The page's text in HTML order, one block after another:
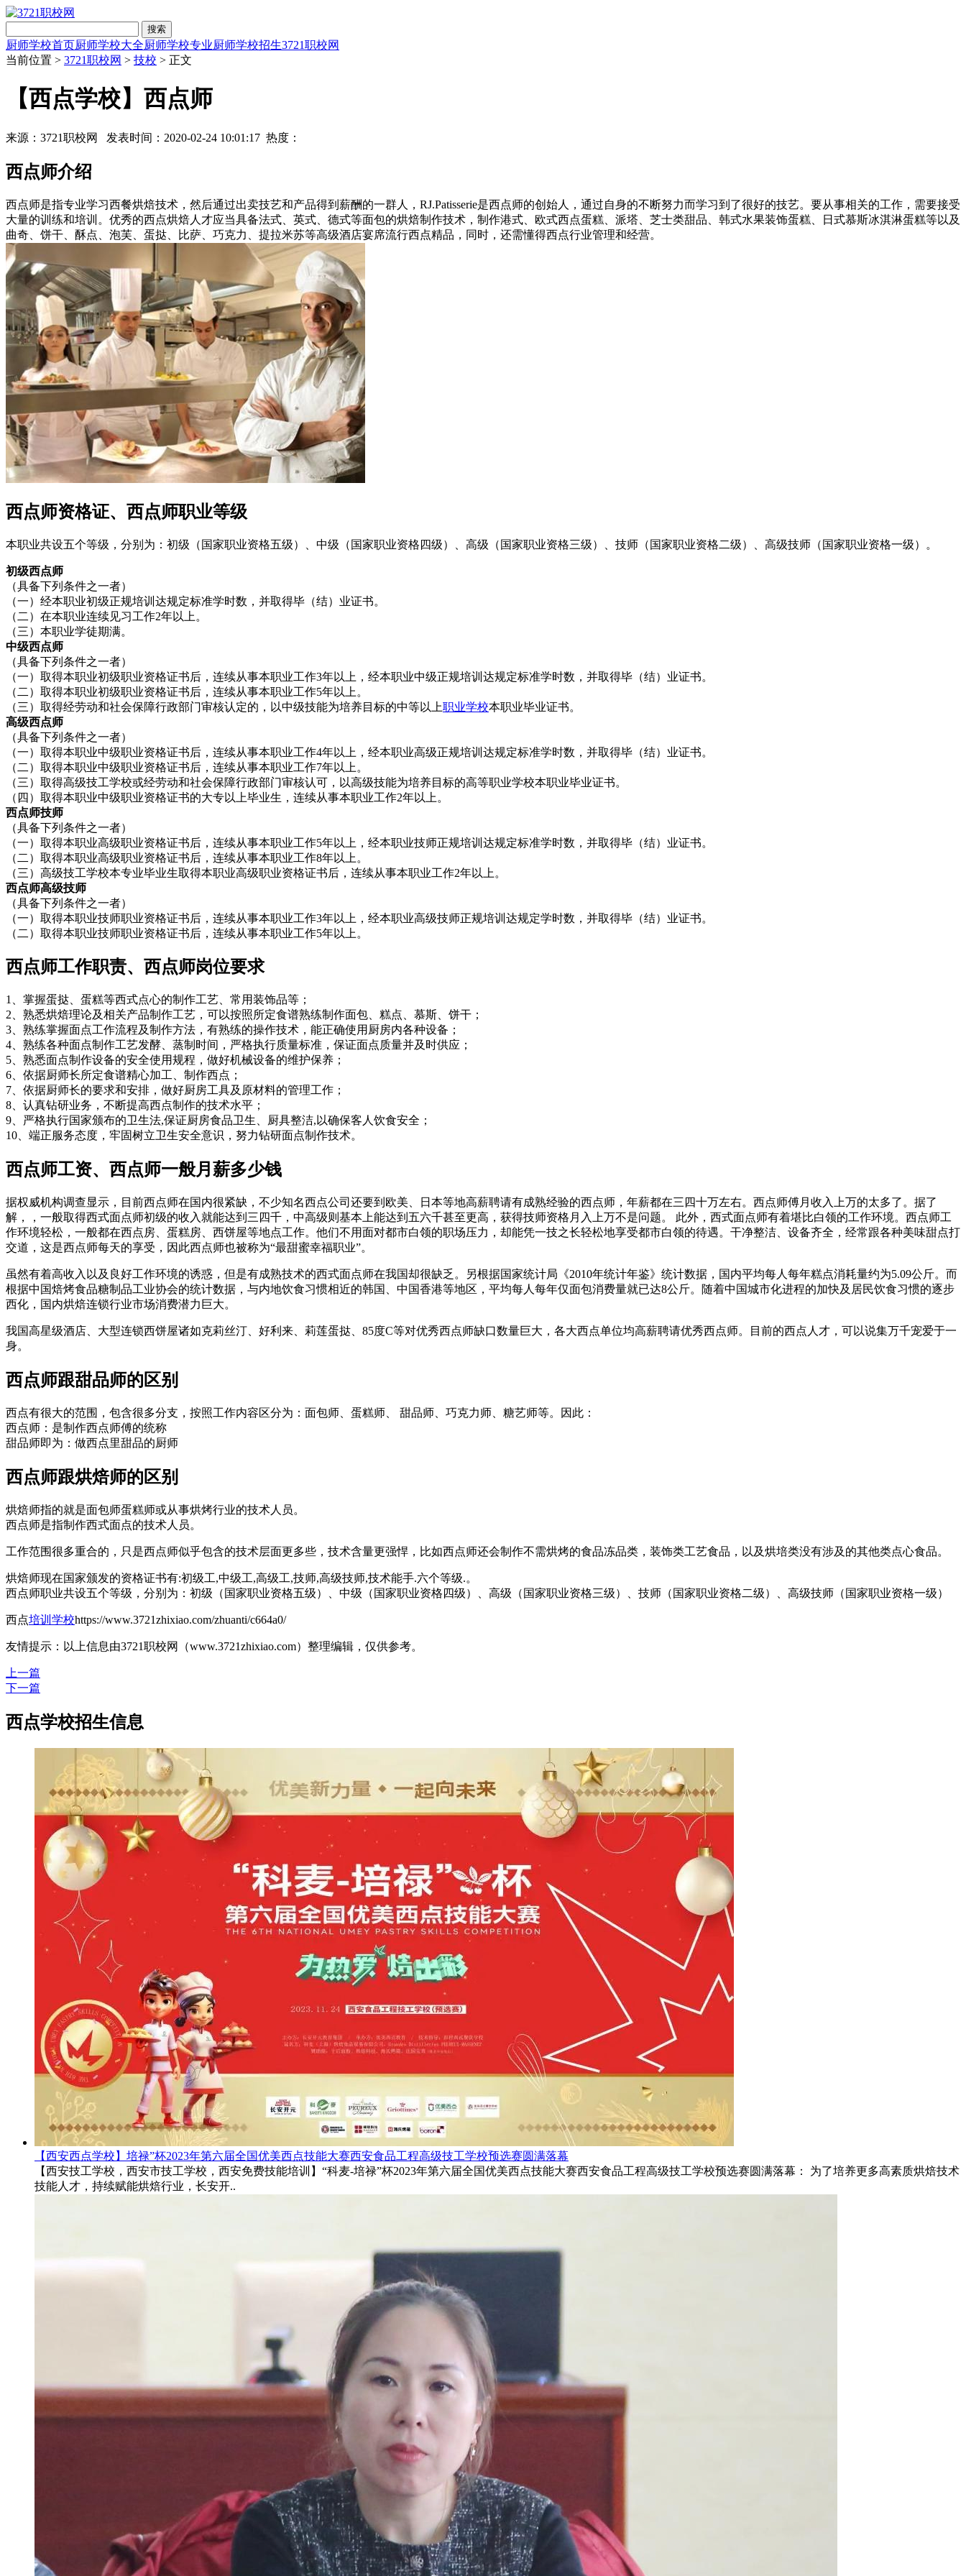
搜索
厨师学校首页厨师学校大全厨师学校专业厨师学校招生3721职校网
当前位置 > 3721职校网 > 技校 > 正文
【西点学校】西点师
来源：3721职校网 发表时间：2020-02-24 10:01:17 热度：
西点师介绍
西点师是指专业学习西餐烘焙技术，然后通过出卖技艺和产品得到薪酬的一群人，RJ.Patisserie是西点师的创始人，通过自身的不断努力而学习到了很好的技艺。要从事相关的工作，需要接受
大量的训练和培训。优秀的西点烘焙人才应当具备法式、英式、德式等面包的烘焙制作技术，制作港式、欧式西点蛋糕、派塔、芝士类甜品、韩式水果装饰蛋糕、日式慕斯冰淇淋蛋糕等以及
曲奇、饼干、酥点、泡芙、蛋挞、比萨、巧克力、提拉米苏等高级酒店宴席流行西点精品，同时，还需懂得西点行业管理和经营。
西点师资格证、西点师职业等级
本职业共设五个等级，分别为：初级（国家职业资格五级）、中级（国家职业资格四级）、高级（国家职业资格三级）、技师（国家职业资格二级）、高级技师（国家职业资格一级）。
初级西点师
（具备下列条件之一者）
（一）经本职业初级正规培训达规定标准学时数，并取得毕（结）业证书。
（二）在本职业连续见习工作2年以上。
（三）本职业学徒期满。
中级西点师
（具备下列条件之一者）
（一）取得本职业初级职业资格证书后，连续从事本职业工作3年以上，经本职业中级正规培训达规定标准学时数，并取得毕（结）业证书。
（二）取得本职业初级职业资格证书后，连续从事本职业工作5年以上。
（三）取得经劳动和社会保障行政部门审核认定的，以中级技能为培养目标的中等以上职业学校本职业毕业证书。
高级西点师
（具备下列条件之一者）
（一）取得本职业中级职业资格证书后，连续从事本职业工作4年以上，经本职业高级正规培训达规定标准学时数，并取得毕（结）业证书。
（二）取得本职业中级职业资格证书后，连续从事本职业工作7年以上。
（三）取得高级技工学校或经劳动和社会保障行政部门审核认可，以高级技能为培养目标的高等职业学校本职业毕业证书。
（四）取得本职业中级职业资格证书的大专以上毕业生，连续从事本职业工作2年以上。
西点师技师
（具备下列条件之一者）
（一）取得本职业高级职业资格证书后，连续从事本职业工作5年以上，经本职业技师正规培训达规定标准学时数，并取得毕（结）业证书。
（二）取得本职业高级职业资格证书后，连续从事本职业工作8年以上。
（三）高级技工学校本专业毕业生取得本职业高级职业资格证书后，连续从事本职业工作2年以上。
西点师高级技师
（具备下列条件之一者）
（一）取得本职业技师职业资格证书后，连续从事本职业工作3年以上，经本职业高级技师正规培训达规定学时数，并取得毕（结）业证书。
（二）取得本职业技师职业资格证书后，连续从事本职业工作5年以上。
西点师工作职责、西点师岗位要求
1、掌握蛋挞、蛋糕等西式点心的制作工艺、常用装饰品等；
2、熟悉烘焙理论及相关产品制作工艺，可以按照所定食谱熟练制作面包、糕点、慕斯、饼干；
3、熟练掌握面点工作流程及制作方法，有熟练的操作技术，能正确使用厨房内各种设备；
4、熟练各种面点制作工艺发酵、蒸制时间，严格执行质量标准，保证面点质量并及时供应；
5、熟悉面点制作设备的安全使用规程，做好机械设备的维护保养；
6、依据厨师长所定食谱精心加工、制作西点；
7、依据厨师长的要求和安排，做好厨房工具及原材料的管理工作；
8、认真钻研业务，不断提高西点制作的技术水平；
9、严格执行国家颁布的卫生法,保证厨房食品卫生、厨具整洁,以确保客人饮食安全；
10、端正服务态度，牢固树立卫生安全意识，努力钻研面点制作技术。
西点师工资、西点师一般月薪多少钱
据权威机构调查显示，目前西点师在国内很紧缺，不少知名西点公司还要到欧美、日本等地高薪聘请有成熟经验的西点师，年薪都在三四十万左右。西点师傅月收入上万的太多了。据了
解，，一般取得西式面点师初级的收入就能达到三四千，中高级则基本上能达到五六千甚至更高，获得技师资格月入上万不是问题。 此外，西式面点师有着堪比白领的工作环境。西点师工
作环境轻松，一般都在西点房、蛋糕房、西饼屋等地点工作。他们不用面对都市白领的职场压力，却能凭一技之长轻松地享受都市白领的待遇。干净整洁、设备齐全，经常跟各种美味甜点打
交道，这是西点师每天的享受，因此西点师也被称为“最甜蜜幸福职业”。
虽然有着高收入以及良好工作环境的诱惑，但是有成熟技术的西式面点师在我国却很缺乏。另根据国家统计局《2010年统计年鉴》统计数据，国内平均每人每年糕点消耗量约为5.09公斤。而
根据中国焙烤食品糖制品工业协会的统计数据，与内地饮食习惯相近的韩国、中国香港等地区，平均每人每年仅面包消费量就已达8公斤。随着中国城市化进程的加快及居民饮食习惯的逐步
西化，国内烘焙连锁行业市场消费潜力巨大。
我国高星级酒店、大型连锁西饼屋诸如克莉丝汀、好利来、莉莲蛋挞、85度C等对优秀西点师缺口数量巨大，各大西点单位均高薪聘请优秀西点师。目前的西点人才，可以说集万千宠爱于一
身。
西点师跟甜品师的区别
西点有很大的范围，包含很多分支，按照工作内容区分为：面包师、蛋糕师、 甜品师、巧克力师、糖艺师等。因此：
西点师：是制作西点师傅的统称
甜品师即为：做西点里甜品的厨师
西点师跟烘焙师的区别
烘焙师指的就是面包师蛋糕师或从事烘烤行业的技术人员。
西点师是指制作西式面点的技术人员。
工作范围很多重合的，只是西点师似乎包含的技术层面更多些，技术含量更强悍，比如西点师还会制作不需烘烤的食品冻品类，装饰类工艺食品，以及烘培类没有涉及的其他类点心食品。
烘焙师现在国家颁发的资格证书有:初级工,中级工,高级工,技师,高级技师,技术能手.六个等级.。
西点师职业共设五个等级，分别为：初级（国家职业资格五级）、中级（国家职业资格四级）、高级（国家职业资格三级）、技师（国家职业资格二级）、高级技师（国家职业资格一级）
西点培训学校https://www.3721zhixiao.com/zhuanti/c664a0/
友情提示：以上信息由3721职校网（www.3721zhixiao.com）整理编辑，仅供参考。
上一篇
下一篇
西点学校招生信息
【西安西点学校】培禄”杯2023年第六届全国优美西点技能大赛西安食品工程高级技工学校预选赛圆满落幕
【西安技工学校，西安市技工学校，西安免费技能培训】“科麦-培禄”杯2023年第六届全国优美西点技能大赛西安食品工程高级技工学校预选赛圆满落幕： 为了培养更多高素质烘焙技术
技能人才，持续赋能烘焙行业，长安开..